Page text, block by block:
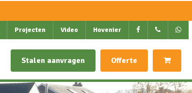
Projecten Video Hovenier
Stalen aanvragen Offerte